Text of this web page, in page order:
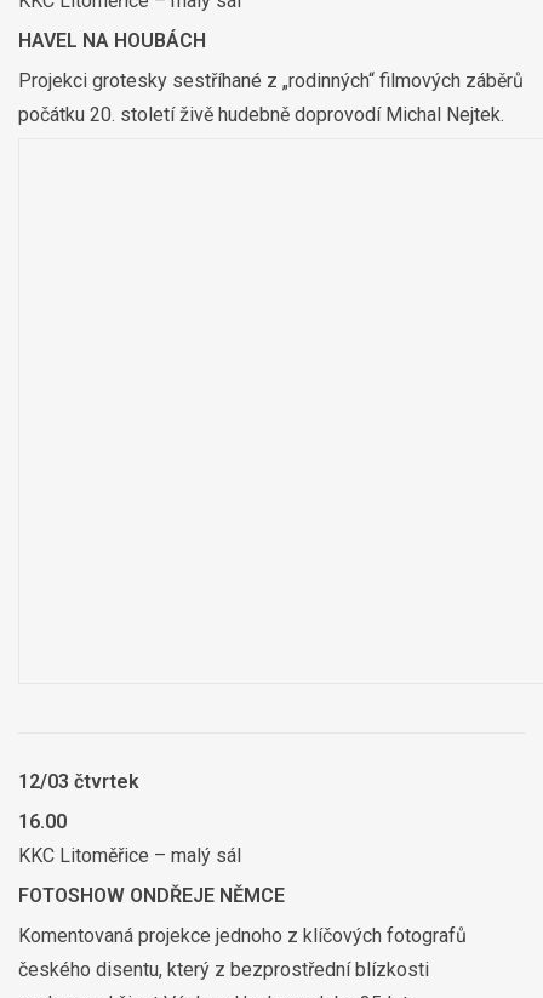
HAVEL NA HOUBÁCH
Projekci grotesky sestříhané z „rodinných“ filmových záběrů
počátku 20. století živě hudebně doprovodí Michal Nejtek.
12/03 čtvrtek
16.00
KKC Litoměřice – malý sál
FOTOSHOW ONDŘEJE NĚMCE
Komentovaná projekce jednoho z klíčových fotografů
českého disentu, který z bezprostřední blízkosti